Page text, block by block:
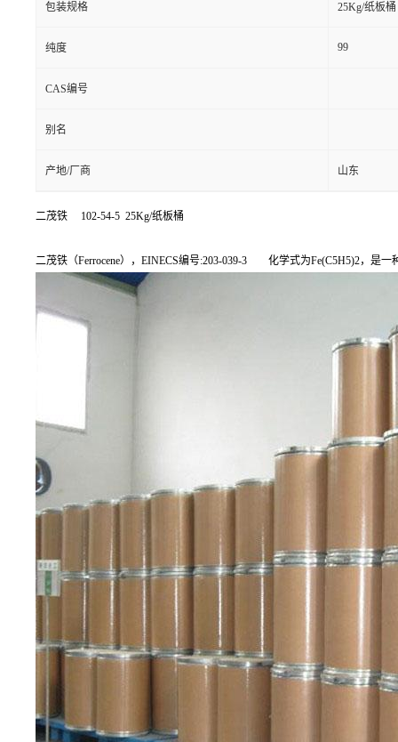
包装规格 25Kg/纸板桶
纯度 99
CAS编号
别名
产地/厂商 山东
二茂铁 102-54-5 25Kg/纸板桶
二茂铁（Ferrocene），EINECS编号:203-039-3 化学式为Fe(C5H5)2，是